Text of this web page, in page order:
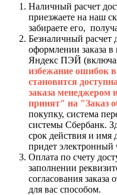
Наличный расчет
приезжаете на наш
забираете его,
Безналичный расчет
оформлении заказа
Яндекс ПЭЙ
избежание ошибок в
становится
заказа менеджером
принят" на "Заказ
покупку, система
системы Сбербанк.
срок действия и имя
придет электронный
Оплата по счету
заполнении
согласования
для вас способом.